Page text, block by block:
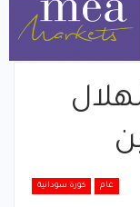
عام كورة سودانية